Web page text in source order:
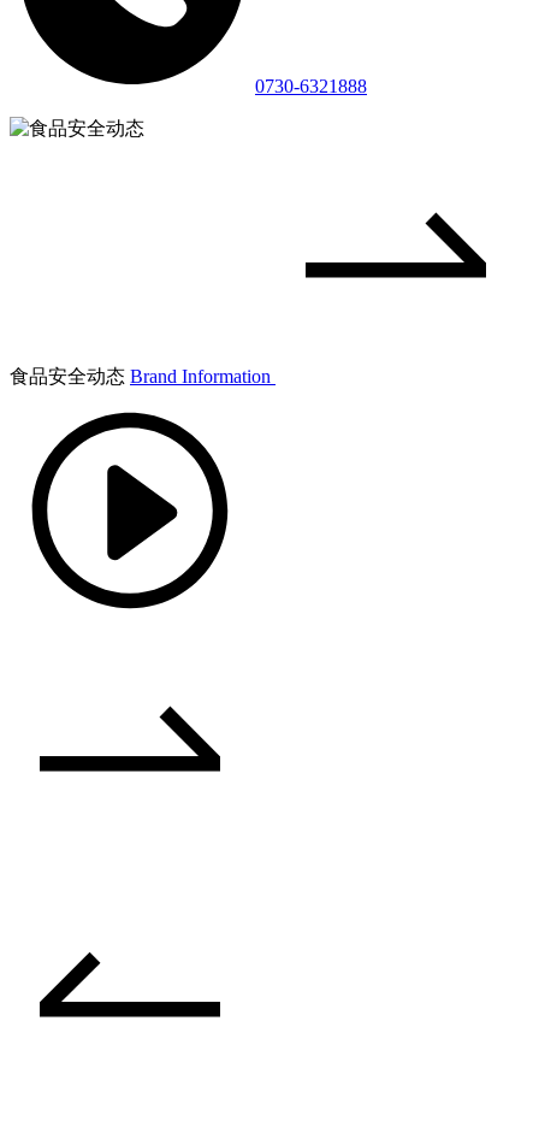
0730-6321888
食品安全动态 Brand Information